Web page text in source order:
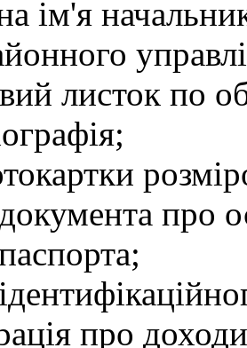
ім'я
листок по
про
про